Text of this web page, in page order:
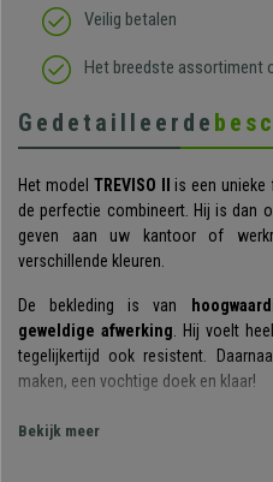
Veilig betalen
Het breedste assortiment
Gedetailleerde
Het model TREVISO II
is een
de perfectie combineert. Hij is dan
geven aan uw kantoor of
verschillende kleuren.
De bekleding is van
geweldige afwerking. Hij voelt
tegelijkertijd ook resistent.
maken, een vochtige doek en klaar!
Zoals u op de foto's kunt zien, trekt
Bekijk meer